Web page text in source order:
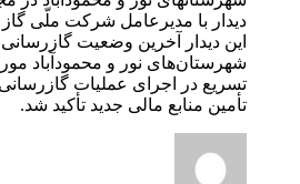
دیدار با مدیرعامل شرکت ملّی گاز
این دیدار آخرین وضعیت
شهرستان‌های نور و محمودآباد
تسریع در اجرای عملیات
تأمین منابع مالی جدید تأکید شد.